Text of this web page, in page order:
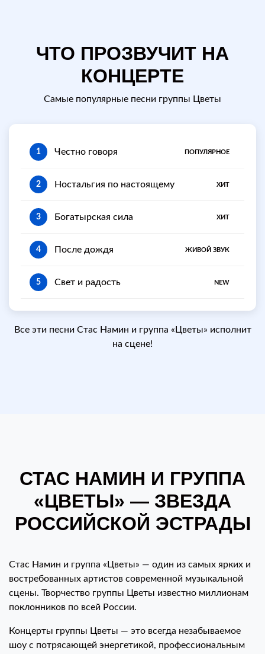
ЧТО ПРОЗВУЧИТ НА
КОНЦЕРТЕ
Самые популярные песни группы Цветы
1 Честно говоря ПОПУЛЯРНОЕ
2 Ностальгия по настоящему ХИТ
3 Богатырская сила ХИТ
4 После дождя ЖИВОЙ ЗВУК
5 Свет и радость NEW
Все эти песни Стас Намин и группа «Цветы» исполнит
на сцене!
СТАС НАМИН И ГРУППА
«ЦВЕТЫ» — ЗВЕЗДА
РОССИЙСКОЙ ЭСТРАДЫ
Стас Намин и группа «Цветы» — один из самых ярких и
востребованных артистов современной музыкальной
сцены. Творчество группы Цветы известно миллионам
поклонников по всей России.
Концерты группы Цветы — это всегда незабываемое
шоу с потрясающей энергетикой, профессиональным